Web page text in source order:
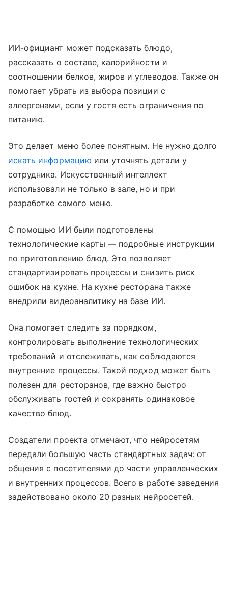
ИИ-официант может подсказать блюдо,
рассказать о составе, калорийности и
соотношении белков, жиров и углеводов. Также он
помогает убрать из выбора позиции с
аллергенами, если у гостя есть ограничения по
питанию.
Это делает меню более понятным. Не нужно долго
искать информацию или уточнять детали у
сотрудника. Искусственный интеллект
использовали не только в зале, но и при
разработке самого меню.
С помощью ИИ были подготовлены
технологические карты — подробные инструкции
по приготовлению блюд. Это позволяет
стандартизировать процессы и снизить риск
ошибок на кухне. На кухне ресторана также
внедрили видеоаналитику на базе ИИ.
Она помогает следить за порядком,
контролировать выполнение технологических
требований и отслеживать, как соблюдаются
внутренние процессы. Такой подход может быть
полезен для ресторанов, где важно быстро
обслуживать гостей и сохранять одинаковое
качество блюд.
Создатели проекта отмечают, что нейросетям
передали большую часть стандартных задач: от
общения с посетителями до части управленческих
и внутренних процессов. Всего в работе заведения
задействовано около 20 разных нейросетей.